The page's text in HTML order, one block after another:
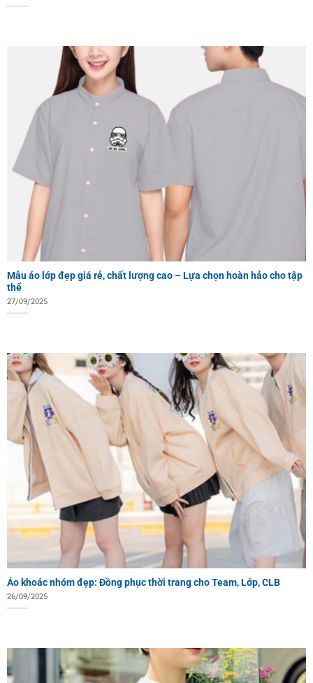
Mẫu áo lớp đẹp giá rẻ, chất lượng cao – Lựa chọn hoàn hảo cho tập
thể
27/09/2025
Áo khoác nhóm đẹp: Đồng phục thời trang cho Team, Lớp, CLB
26/09/2025